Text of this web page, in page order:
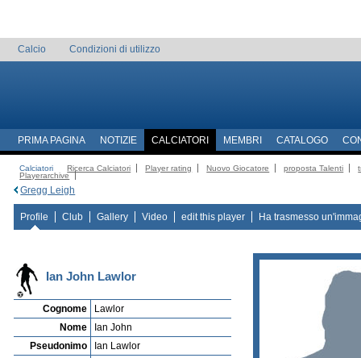
Calcio Condizioni di utilizzo
PRIMA PAGINA NOTIZIE CALCIATORI MEMBRI CATALOGO
Calciatori Ricerca Calciatori Player rating Nuovo Giocatore proposta Talenti
Playerarchive
Gregg Leigh
Profile Club Gallery Video edit this player Ha trasmesso
Ian John Lawlor
Cognome
Lawlor
Nome
Ian John
Pseudonimo
Ian Lawlor